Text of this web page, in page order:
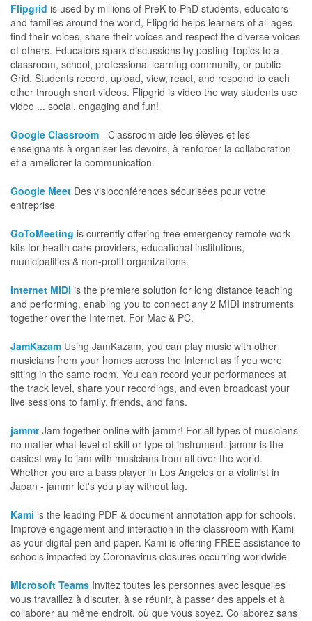
Flipgrid is used by millions of PreK to PhD students, educators
and families around the world, Flipgrid helps learners of all ages
find their voices, share their voices and respect the diverse voices
of others. Educators spark discussions by posting Topics to a
classroom, school, professional learning community, or public
Grid. Students record, upload, view, react, and respond to each
other through short videos. Flipgrid is video the way students use
video ... social, engaging and fun!
Google Classroom - Classroom aide les élèves et les
enseignants à organiser les devoirs, à renforcer la collaboration
et à améliorer la communication.
Google Meet Des visioconférences sécurisées pour votre
entreprise
GoToMeeting is currently offering free emergency remote work
kits for health care providers, educational institutions,
municipalities & non-profit organizations.
Internet MIDI is the premiere solution for long distance teaching
and performing, enabling you to connect any 2 MIDI instruments
together over the Internet. For Mac & PC.
JamKazam Using JamKazam, you can play music with other
musicians from your homes across the Internet as if you were
sitting in the same room. You can record your performances at
the track level, share your recordings, and even broadcast your
live sessions to family, friends, and fans.
jammrJam together online with jammr! For all types of musicians
no matter what level of skill or type of instrument. jammr is the
easiest way to jam with musicians from all over the world.
Whether you are a bass player in Los Angeles or a violinist in
Japan - jammr let's you play without lag.
Kami is the leading PDF & document annotation app for schools.
Improve engagement and interaction in the classroom with Kami
as your digital pen and paper. Kami is offering FREE assistance to
schools impacted by Coronavirus closures occurring worldwide
Microsoft Teams Invitez toutes les personnes avec lesquelles
vous travaillez à discuter, à se réunir, à passer des appels et à
collaborer au même endroit, où que vous soyez. Collaborez sans